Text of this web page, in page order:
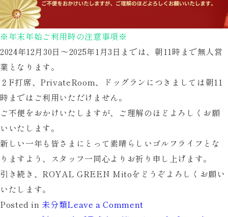
※年末年始ご利用時の注意事項※
2024年12月30日～2025年1月3日までは、朝11時まで無人営
業となります。
２F打席、PrivateRoom、ドッグランにつきましては朝11
時まではご利用いただけません。
ご不便をおかけいたしますが、ご理解のほどよろしくお願
いいたします。
新しい一年も皆さまにとって素晴らしいゴルフライフとな
りますよう、スタッフ一同心よりお祈り申し上げます。
引き続き、ROYAL GREEN Mitoをどうぞよろしくお願い
いたします。
Posted in 未分類Leave a Commenton